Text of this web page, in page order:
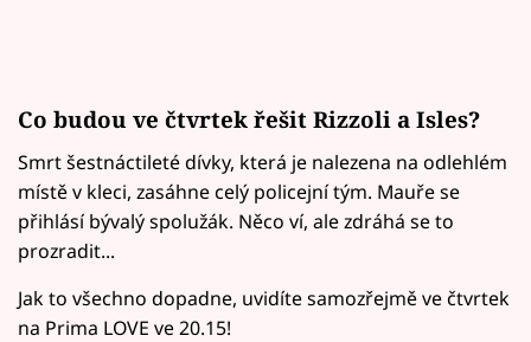
Co budou ve čtvrtek řešit Rizzoli a Isles?
Smrt šestnáctileté dívky, která je nalezena na odlehlém
místě v kleci, zasáhne celý policejní tým. Mauře se
přihlásí bývalý spolužák. Něco ví, ale zdráhá se to
prozradit...
Jak to všechno dopadne, uvidíte samozřejmě ve čtvrtek
na Prima LOVE ve 20.15!